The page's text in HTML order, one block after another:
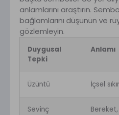
anlamlarını araştırın.
bağlamlarını düşünün ve
gözlemleyin.
Duygusal
Tepki
Anlamı
Üzüntü İçsel
Sevinç